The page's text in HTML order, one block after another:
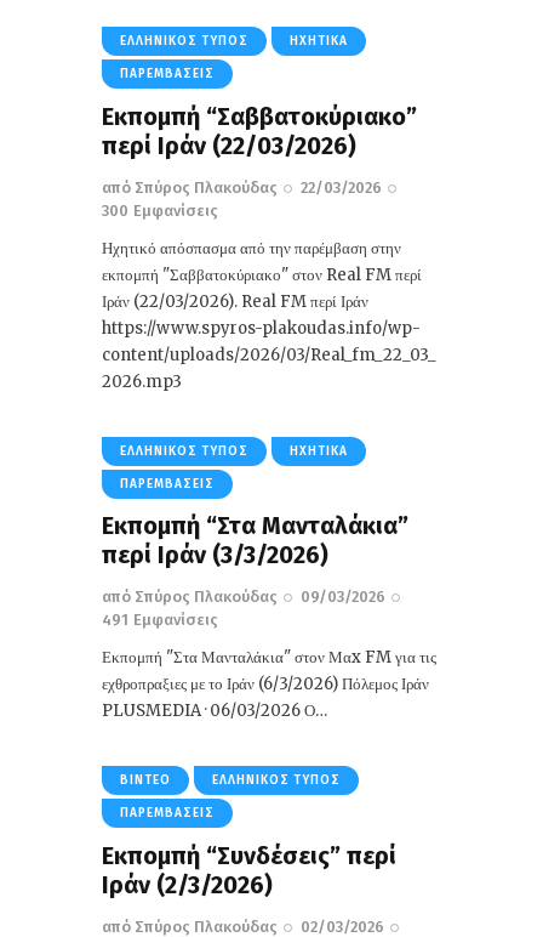
ΕΛΛΗΝΙΚΌΣ ΤΎΠΟΣ ΗΧΗΤΙΚΆ
ΠΑΡΕΜΒΆΣΕΙΣ
Εκπομπή “Σαββατοκύριακο”
περί Ιράν (22/03/2026)
από Σπύρος Πλακούδας
22/03/2026
300 Εμφανίσεις
Ηχητικό απόσπασμα από την παρέμβαση στην
εκπομπή "Σαββατοκύριακο" στον Real FM περί
Ιράν (22/03/2026). Real FM περί Ιράν
https://www.spyros-plakoudas.info/wp-
content/uploads/2026/03/Real_fm_22_03_
2026.mp3
ΕΛΛΗΝΙΚΌΣ ΤΎΠΟΣ ΗΧΗΤΙΚΆ
ΠΑΡΕΜΒΆΣΕΙΣ
Εκπομπή “Στα Μανταλάκια”
περί Ιράν (3/3/2026)
από Σπύρος Πλακούδας
09/03/2026
491 Εμφανίσεις
Εκπομπή "Στα Μανταλάκια" στον Μαx FM για τις
εχθροπραξιες με το Ιράν (6/3/2026) Πόλεμος Ιράν
PLUSMEDIA · 06/03/2026 Ο…
ΒΊΝΤΕΟ ΕΛΛΗΝΙΚΌΣ ΤΎΠΟΣ
ΠΑΡΕΜΒΆΣΕΙΣ
Εκπομπή “Συνδέσεις” περί
Ιράν (2/3/2026)
από Σπύρος Πλακούδας
02/03/2026